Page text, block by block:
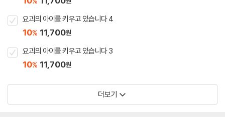
요괴의 아이를 키우고 있습니다 4
10% 11,700원
요괴의 아이를 키우고 있습니다 3
10% 11,700원
더보기